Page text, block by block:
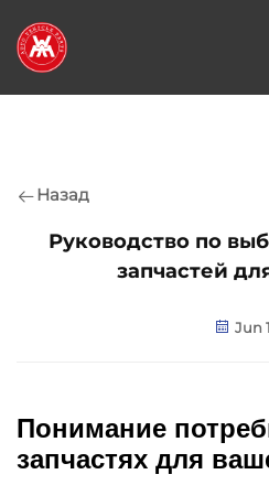
Назад
Руководство по
запчастей
Jun
Понимание
запчастях для